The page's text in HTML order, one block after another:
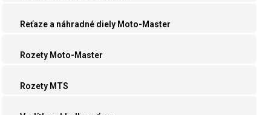
Reťaze a náhradné diely Moto-Master
Rozety Moto-Master
Rozety MTS